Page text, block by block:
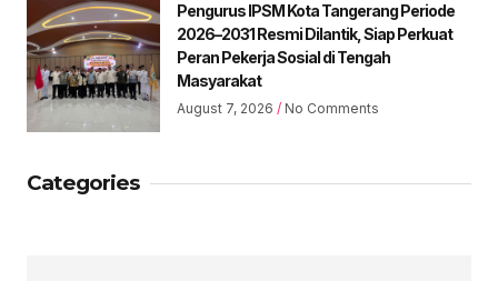
Pengurus IPSM Kota Tangerang Periode
2026–2031 Resmi Dilantik, Siap Perkuat
Peran Pekerja Sosial di Tengah
Masyarakat
August 7, 2026 No Comments
Categories